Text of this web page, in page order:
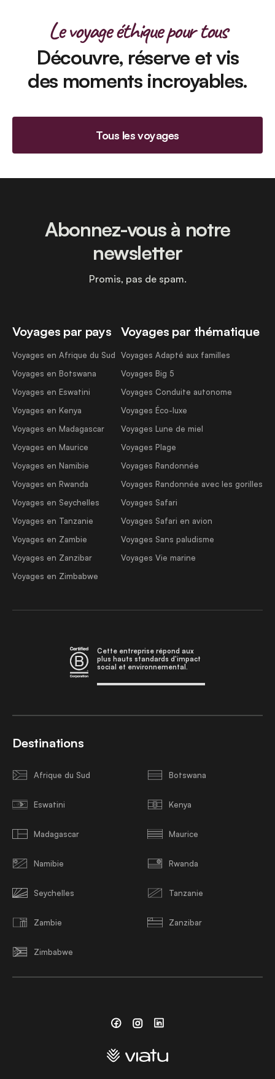
Le voyage éthique pour tous
Découvre, réserve et vis
des moments incroyables.
Tous les voyages
Voyages par pays
Voyages en Afrique du Sud
Voyages en Botswana
Voyages en Eswatini
Voyages en Kenya
Voyages en Madagascar
Voyages en Maurice
Voyages en Namibie
Voyages en Rwanda
Voyages en Seychelles
Voyages en Tanzanie
Voyages en Zambie
Voyages en Zanzibar
Voyages en Zimbabwe
Voyages par thématique
Voyages Adapté aux familles
Voyages Big 5
Voyages Conduite autonome
Voyages Éco-luxe
Voyages Lune de miel
Voyages Plage
Voyages Randonnée
Voyages Randonnée avec les gorilles
Voyages Safari
Voyages Safari en avion
Voyages Sans paludisme
Voyages Vie marine
Abonnez-vous à notre
newsletter
Promis, pas de spam.
Cette entreprise répond aux
plus hauts standards d'impact
social et environnemental.
Destinations
Afrique du Sud Botswana
Eswatini Kenya
Madagascar Maurice
Namibie Rwanda
Seychelles Tanzanie
Zambie Zanzibar
Zimbabwe
FacebookInstagramLinkedin